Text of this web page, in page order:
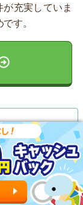
充実していま
す。
こちら
記事を読む ▶